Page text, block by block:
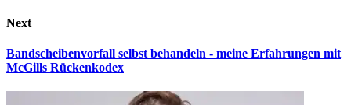
Next
Bandscheibenvorfall selbst behandeln - meine Erfahrungen mit
McGills Rückenkodex